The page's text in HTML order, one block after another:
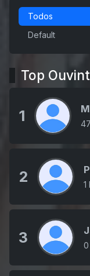
Todos
Default
Top
1
2 1
3 0